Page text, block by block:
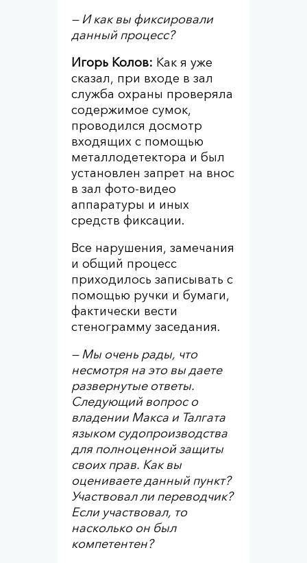
— И как вы фиксировали
данный процесс?
Игорь Колов: Как я уже
сказал, при входе в зал
служба охраны проверяла
содержимое сумок,
проводился досмотр
входящих с помощью
металлодетектора и был
установлен запрет на внос
в зал фото-видео
аппаратуры и иных
средств фиксации.
Все нарушения, замечания
и общий процесс
приходилось записывать с
помощью ручки и бумаги,
фактически вести
стенограмму заседания.
— Мы очень рады, что
несмотря на это вы даете
развернутые ответы.
Следующий вопрос о
владении Макса и Талгата
языком судопроизводства
для полноценной защиты
своих прав. Как вы
оцениваете данный пункт?
Участвовал ли переводчик?
Если участвовал, то
насколько он был
компетентен?